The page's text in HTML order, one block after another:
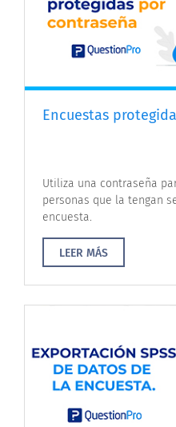
Encuestas
Utiliza una contraseña
personas que la tengan
encuesta.
LEER MÁS